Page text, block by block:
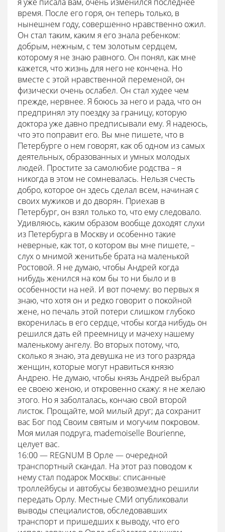
время. После его горя, он теперь только, в
нынешнем году, совершенно нравственно ожил.
Он стал таким, каким я его знала ребенком:
добрым, нежным, с тем золотым сердцем,
которому я не знаю равного. Он понял, как мне
кажется, что жизнь для него не кончена. Но
вместе с этой нравственной переменой, он
физически очень ослабел. Он стал худее чем
прежде, нервнее. Я боюсь за него и рада, что он
предпринял эту поездку за границу, которую
доктора уже давно предписывали ему. Я надеюсь,
что это поправит его. Вы мне пишете, что в
Петербурге о нем говорят, как об одном из самых
деятельных, образованных и умных молодых
людей. Простите за самолюбие родства – я
никогда в этом не сомневалась. Нельзя счесть
добро, которое он здесь сделал всем, начиная с
своих мужиков и до дворян. Приехав в
Петербург, он взял только то, что ему следовало.
Удивляюсь, каким образом вообще доходят слухи
из Петербурга в Москву и особенно такие
неверные, как тот, о котором вы мне пишете, –
слух о мнимой женитьбе брата на маленькой
Ростовой. Я не думаю, чтобы Андрей когда
нибудь женился на ком бы то ни было и в
особенности на ней. И вот почему: во первых я
знаю, что хотя он и редко говорит о покойной
жене, но печаль этой потери слишком глубоко
вкоренилась в его сердце, чтобы когда нибудь он
решился дать ей преемницу и мачеху нашему
маленькому ангелу. Во вторых потому, что,
сколько я знаю, эта девушка не из того разряда
женщин, которые могут нравиться князю
Андрею. Не думаю, чтобы князь Андрей выбрал
ее своею женою, и откровенно скажу: я не желаю
этого. Но я заболталась, кончаю свой второй
листок. Прощайте, мой милый друг; да сохранит
вас Бог под Своим святым и могучим покровом.
Моя милая подруга, mademoiselle Bourienne,
целует вас.
16:00 — REGNUM В Орле — очередной
транспортный скандал. На этот раз поводом к
нему стал подарок Москвы: списанные
троллейбусы и автобусы безвозмездно решили
передать Орлу. Местные СМИ опубликовали
выводы специалистов, обследовавших
транспорт и пришедших к выводу, что его